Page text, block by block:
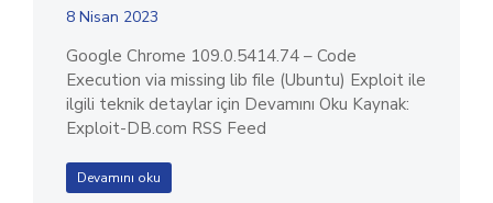
8 Nisan 2023
Google Chrome 109.0.5414.74 – Code
Execution via missing lib file (Ubuntu) Exploit ile
ilgili teknik detaylar için Devamını Oku Kaynak:
Exploit-DB.com RSS Feed
Devamını oku